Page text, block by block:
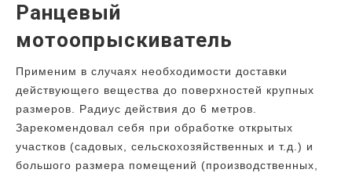
Ранцевый
мотоопрыскиватель
Применим в случаях необходимости доставки
действующего вещества до поверхностей крупных
размеров. Радиус действия до 6 метров.
Зарекомендовал себя при обработке открытых
участков (садовых, сельскохозяйственных и т.д.) и
большого размера помещений (производственных,